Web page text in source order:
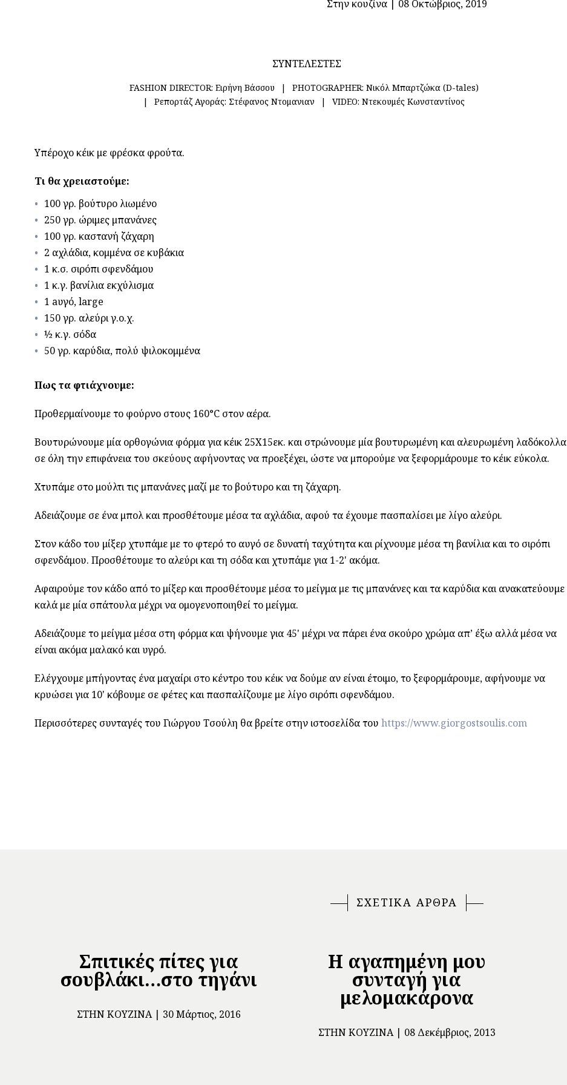
Στην κουζίνα| 08 Οκτώβριος, 2019
ΣΥΝΤΕΛΕΣΤΕΣ
FASHION DIRECTOR: Ειρήνη Βάσσου PHOTOGRAPHER: Νικόλ Μπαρτζώκα (D-tales)
Ρεπορτάζ Αγοράς: Στέφανος Ντομανιαν VIDEO: Ντεκουμές Κωνσταντίνος
Υπέροχο κέικ με φρέσκα φρούτα.
Τι θα χρειαστούμε:
100 γρ. βούτυρο λιωμένο
250 γρ. ώριμες μπανάνες
100 γρ. καστανή ζάχαρη
2 αχλάδια, κομμένα σε κυβάκια
1 κ.σ. σιρόπι σφενδάμου
1 κ.γ. βανίλια εκχύλισμα
1 aυγό, large
150 γρ. αλεύρι γ.ο.χ.
½ κ.γ. σόδα
50 γρ. καρύδια, πολύ ψιλοκομμένα
Πως τα φτιάχνουμε:
Προθερμαίνουμε το φούρνο στους 160°C στον αέρα.
Βουτυρώνουμε μία ορθογώνια φόρμα για κέικ 25Χ15εκ. και στρώνουμε μία βουτυρωμένη και αλευρωμένη λαδόκολλα
σε όλη την επιφάνεια του σκεύους αφήνοντας να προεξέχει, ώστε να μπορούμε να ξεφορμάρουμε το κέικ εύκολα.
Χτυπάμε στο μούλτι τις μπανάνες μαζί με το βούτυρο και τη ζάχαρη.
Αδειάζουμε σε ένα μπολ και προσθέτουμε μέσα τα αχλάδια, αφού τα έχουμε πασπαλίσει με λίγο αλεύρι.
Στον κάδο του μίξερ χτυπάμε με το φτερό το αυγό σε δυνατή ταχύτητα και ρίχνουμε μέσα τη βανίλια και το σιρόπι
σφενδάμου. Προσθέτουμε το αλεύρι και τη σόδα και χτυπάμε για 1-2' ακόμα.
Αφαιρούμε τον κάδο από το μίξερ και προσθέτουμε μέσα το μείγμα με τις μπανάνες και τα καρύδια και ανακατεύουμε
καλά με μία σπάτουλα μέχρι να ομογενοποιηθεί το μείγμα.
Αδειάζουμε το μείγμα μέσα στη φόρμα και ψήνουμε για 45' μέχρι να πάρει ένα σκούρο χρώμα απ’ έξω αλλά μέσα να
είναι ακόμα μαλακό και υγρό.
Ελέγχουμε μπήγοντας ένα μαχαίρι στο κέντρο του κέικ να δούμε αν είναι έτοιμο, το ξεφορμάρουμε, αφήνουμε να
κρυώσει για 10' κόβουμε σε φέτες και πασπαλίζουμε με λίγο σιρόπι σφενδάμου.
Περισσότερες συνταγές του Γιώργου Τσούλη θα βρείτε στην ιστοσελίδα του https://www.giorgostsoulis.com
ΣΧΕΤΙΚΑ ΑΡΘΡΑ
Σπιτικές πίτες για
σουβλάκι…στο τηγάνι
ΣΤΗΝ ΚΟΥΖΊΝΑ 30 Μάρτιος, 2016
Η αγαπημένη μου
συνταγή για
μελομακάρονα
ΣΤΗΝ ΚΟΥΖΊΝΑ 08 Δεκέμβριος, 2013